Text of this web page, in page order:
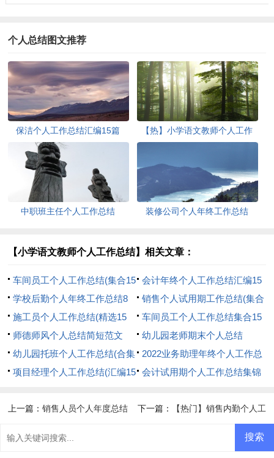
个人总结图文推荐
保洁个人工作总结汇编15篇
【热】小学语文教师个人工作
中职班主任个人工作总结 装修公司个人年终工作总结
【小学语文教师个人工作总结】相关文章：
车间员工个人工作总结(集合15
篇)
会计年终个人工作总结汇编15
篇
学校后勤个人年终工作总结8
篇
销售个人试用期工作总结(集合
15篇)
施工员个人工作总结(精选15
篇)
车间员工个人工作总结集合15
篇
师德师风个人总结简短范文
幼儿园老师期末个人总结
幼儿园托班个人工作总结(合集
14篇)
2022业务助理年终个人工作总
结
项目经理个人工作总结(汇编15 会计试用期个人工作总结集锦
上一篇：销售人员个人年度总结
下一篇：
【热门】销售内勤个人工